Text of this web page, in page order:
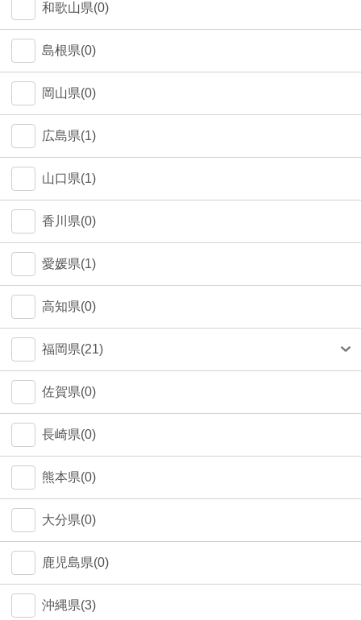
和歌山県(0)
島根県(0)
岡山県(0)
広島県(1)
山口県(1)
香川県(0)
愛媛県(1)
高知県(0)
福岡県(21)
福岡市(20)
佐賀県(0)
長崎県(0)
熊本県(0)
大分県(0)
鹿児島県(0)
沖縄県(3)